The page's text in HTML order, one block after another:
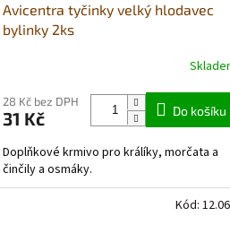
Avicentra tyčinky velký hlodavec
bylinky 2ks
produktu
je
z
5
hvězdiček.
28 Kč bez DPH
31 Kč Do košíku
Doplňkové krmivo pro králíky, morčata a
činčily a osmáky.
Kód: